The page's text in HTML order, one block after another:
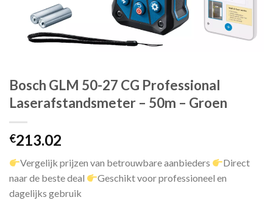
Bosch GLM 50-27 CG Professional
Laserafstandsmeter – 50m – Groen
€213.02
Vergelijk prijzen van betrouwbare aanbieders
Direct
naar de beste deal
Geschikt voor professioneel en
dagelijks gebruik